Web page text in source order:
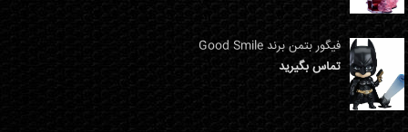
فیگور بتمن برند Good Smile
تماس بگیرید